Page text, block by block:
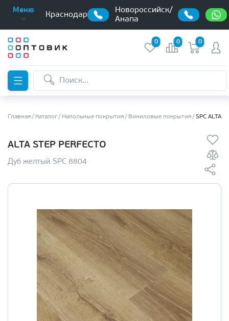
Меню
Краснодар
Новороссийск/
Анапа
0 0 0
Главная Каталог Напольные покрытия Виниловые покрытия SPC ALTA
ALTA STEP PERFECTO
Дуб желтый SPC 8804